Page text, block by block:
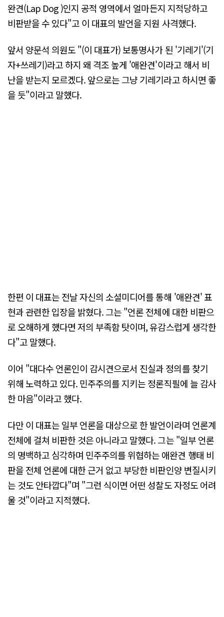
완견(Lap Dog )인지 공적 영역에서 얼마든지 지적당하고
비판받을 수 있다"고 이 대표의 발언을 지원 사격했다.
앞서 양문석 의원도 "(이 대표가) 보통명사가 된 '기레기'(기
자+쓰레기)라고 하지 왜 격조 높게 '애완견'이라고 해서 비
난을 받는지 모르겠다. 앞으로는 그냥 기레기라고 하시면 좋
을 듯"이라고 말했다.
한편 이 대표는 전날 자신의 소셜미디어를 통해 '애완견' 표
현과 관련한 입장을 밝혔다. 그는 "언론 전체에 대한 비판으
로 오해하게 했다면 저의 부족함 탓이며, 유감스럽게 생각한
다"고 말했다.
이어 "대다수 언론인이 감시견으로서 진실과 정의를 찾기
위해 노력하고 있다. 민주주의를 지키는 정론직필에 늘 감사
한 마음"이라고 했다.
다만 이 대표는 일부 언론을 대상으로 한 발언이라며 언론계
전체에 걸쳐 비판한 것은 아니라고 말했다. 그는 "일부 언론
의 명백하고 심각하며 민주주의를 위협하는 애완견 행태 비
판을 전체 언론에 대한 근거 없고 부당한 비판인양 변질시키
는 것도 안타깝다"며 "그런 식이면 어떤 성찰도 자정도 어려
울 것"이라고 지적했다.